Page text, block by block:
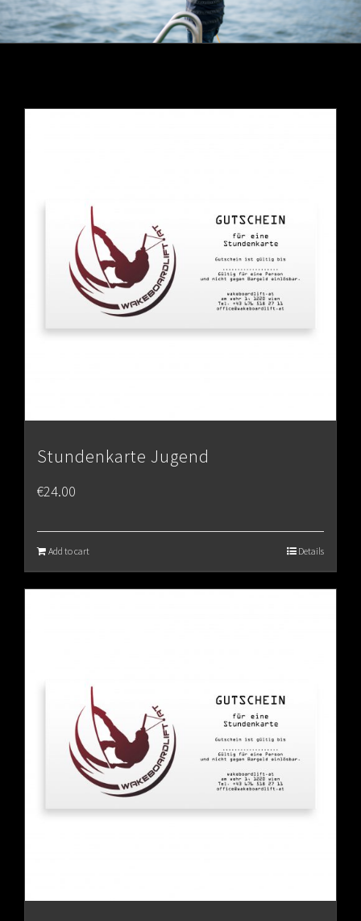
Stundenkarte Jugend
€24.00
Add to cart Details